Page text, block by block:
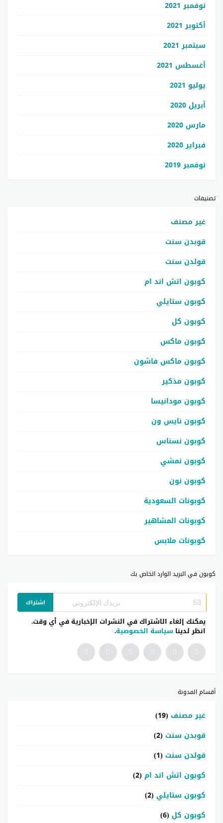
نوفمبر 2021
أكتوبر 2021
سبتمبر 2021
أغسطس 2021
يوليو 2021
أبريل 2020
مارس 2020
فبراير 2020
نوفمبر 2019
تصنيفات
غير مصنف
قوبدن سنت
قولدن سنت
كوبون اتش اند ام
كوبون ستايلي
كوبون كل
كوبون ماكس
كوبون ماكس فاشون
كوبون مذكير
كوبون مودانيسا
كوبون نايس ون
كوبون نسناس
كوبون نمشي
كوبون نون
كوبونات السعودية
كوبونات المشاهير
كوبونات ملابس
كوبون في البريد الوارد الخاص بك
اشتراك
يمكنك إلغاء الاشتراك في النشرات الإخبارية في أي وقت.
انظر لدينا سياسة الخصوصية.
أقسام المدونة
غير مصنف (19)
قوبدن سنت (2)
قولدن سنت (1)
كوبون اتش اند ام (2)
كوبون ستايلي (2)
كوبون كل (6)